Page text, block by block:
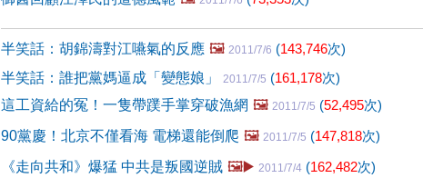
半笑話：胡錦濤對江嚥氣的反應 🖼️ 2011/7/6 (143,746次)
半笑話：誰把黨媽逼成「變態娘」
2011/7/5 (161,178次)
這工資給的冤！一隻帶蹼手掌穿破漁網 🖼️ 2011/7/5 (52,495次)
90黨慶！北京不僅看海 電梯還能倒爬 🖼️ 2011/7/5 (147,818次)
《走向共和》爆猛 中共是叛國逆賊 🖼️▶️ 2011/7/4 (162,482次)